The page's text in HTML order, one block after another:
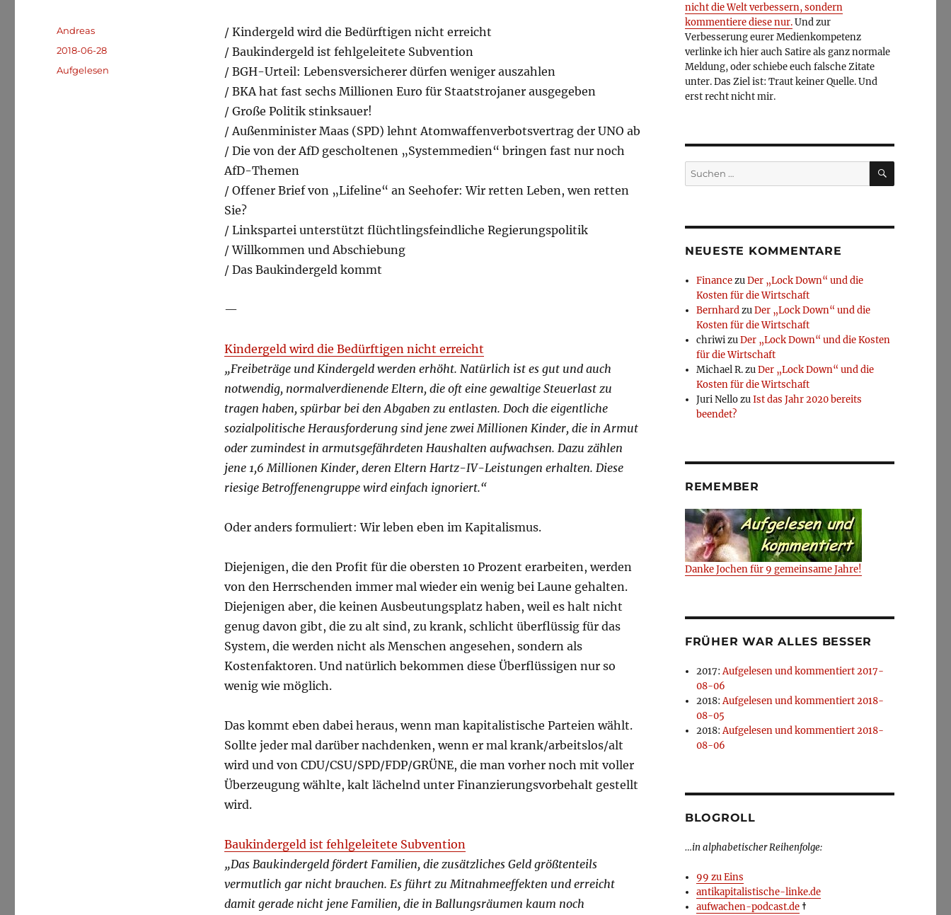
/ Kindergeld wird die Bedürftigen nicht erreicht
/ Baukindergeld ist fehlgeleitete Subvention
/ BGH-Urteil: Lebensversicherer dürfen weniger auszahlen
/ BKA hat fast sechs Millionen Euro für Staatstrojaner ausgegeben
/ Große Politik stinksauer!
/ Außenminister Maas (SPD) lehnt Atomwaffenverbotsvertrag der UNO ab
/ Die von der AfD gescholtenen „Systemmedien“ bringen fast nur noch
AfD-Themen
/ Offener Brief von „Lifeline“ an Seehofer: Wir retten Leben, wen retten
Sie?
/ Linkspartei unterstützt flüchtlingsfeindliche Regierungspolitik
/ Willkommen und Abschiebung
/ Das Baukindergeld kommt
—
Kindergeld wird die Bedürftigen nicht erreicht
„Freibeträge und Kindergeld werden erhöht. Natürlich ist es gut und auch
notwendig, normalverdienende Eltern, die oft eine gewaltige Steuerlast zu
tragen haben, spürbar bei den Abgaben zu entlasten. Doch die eigentliche
sozialpolitische Herausforderung sind jene zwei Millionen Kinder, die in Armut
oder zumindest in armutsgefährdeten Haushalten aufwachsen. Dazu zählen
jene 1,6 Millionen Kinder, deren Eltern Hartz-IV-Leistungen erhalten. Diese
riesige Betroffenengruppe wird einfach ignoriert.“
Oder anders formuliert: Wir leben eben im Kapitalismus.
Diejenigen, die den Profit für die obersten 10 Prozent erarbeiten, werden
von den Herrschenden immer mal wieder ein wenig bei Laune gehalten.
Diejenigen aber, die keinen Ausbeutungsplatz haben, weil es halt nicht
genug davon gibt, die zu alt sind, zu krank, schlicht überflüssig für das
System, die werden nicht als Menschen angesehen, sondern als
Kostenfaktoren. Und natürlich bekommen diese Überflüssigen nur so
wenig wie möglich.
Das kommt eben dabei heraus, wenn man kapitalistische Parteien wählt.
Sollte jeder mal darüber nachdenken, wenn er mal krank/arbeitslos/alt
wird und von CDU/CSU/SPD/FDP/GRÜNE, die man vorher noch mit voller
Überzeugung wählte, kalt lächelnd unter Finanzierungsvorbehalt gestellt
wird.
Baukindergeld ist fehlgeleitete Subvention
„Das Baukindergeld fördert Familien, die zusätzliches Geld größtenteils
vermutlich gar nicht brauchen. Es führt zu Mitnahmeeffekten und erreicht
damit gerade nicht jene Familien, die in Ballungsräumen kaum noch
Autor
Andreas
Veröffentlicht
am
2018-06-28
Kategorien
Aufgelesen
nicht die Welt verbessern, sondern
kommentiere diese nur.Und zur
Verbesserung eurer Medienkompetenz
verlinke ich hier auch Satire als ganz normale
Meldung, oder schiebe euch falsche Zitate
unter. Das Ziel ist: Traut keiner Quelle. Und
erst recht nicht mir.
Suchen
nach:
SUCHEN
NEUESTE KOMMENTARE
FinancezuDer „Lock Down“ und die
Kosten für die Wirtschaft
BernhardzuDer „Lock Down“ und die
Kosten für die Wirtschaft
chriwizuDer „Lock Down“ und die Kosten
für die Wirtschaft
Michael R.zuDer „Lock Down“ und die
Kosten für die Wirtschaft
Juri NellozuIst das Jahr 2020 bereits
beendet?
REMEMBER
Danke Jochen für 9 gemeinsame Jahre!
FRÜHER WAR ALLES BESSER
2017:Aufgelesen und kommentiert 2017-
08-06
2018:Aufgelesen und kommentiert 2018-
08-05
2018:Aufgelesen und kommentiert 2018-
08-06
BLOGROLL
…in alphabetischer Reihenfolge:
99 zu Eins
antikapitalistische-linke.de
aufwachen-podcast.de †